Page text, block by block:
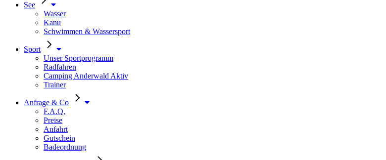
See
Wasser
Kanu
Schwimmen & Wassersport
Sport
Unser Sportprogramm
Radfahren
Camping Anderwald Aktiv
Trainer
Anfrage & Co
F.A.Q.
Preise
Anfahrt
Gutschein
Badeordnung